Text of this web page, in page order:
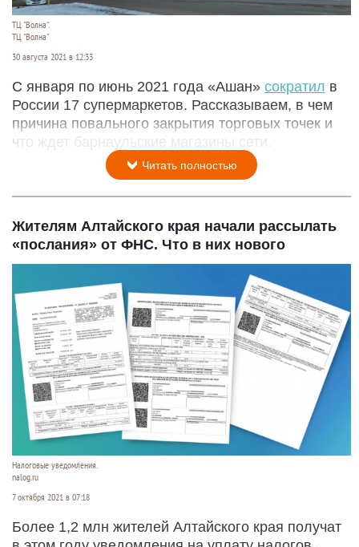
ТЦ "Волна".
ТЦ "Волна"
30 августа 2021 в 12:33
С января по июнь 2021 года «Ашан» сократил в
России 17 супермаркетов. Рассказываем, в чем
причина повального закрытия торговых точек и
что ждет барнаульские магазины сети.
Читать полностью
Жителям Алтайского края начали рассылать
«послания» от ФНС. Что в них нового
Налоговые уведомления.
nalog.ru
7 октября 2021 в 07:18
Более 1,2 млн жителей Алтайского края получат